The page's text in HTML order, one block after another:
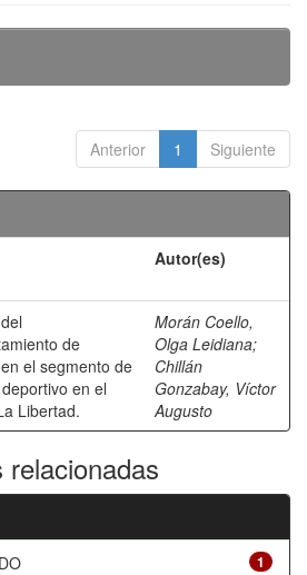
Anterior 1 Siguiente
Autor(es)
de
el segmento de
en el
Libertad.
Morán Coello,
Olga Leidiana;
Chillán
Gonzabay, Víctor
Augusto
1